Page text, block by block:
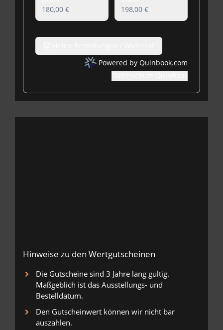
Hinweise zu den Wertgutscheinen
Die Gutscheine sind 3 Jahre lang gültig.
Maßgeblich ist das Ausstellungs- und
Bestelldatum.
Den Gutscheinwert können wir nicht bar
auszahlen.